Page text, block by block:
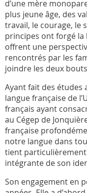
d’une mère
plus jeune âge, des
travail, le courage, le
principes ont forgé la
offrent une
rencontrés par les
joindre les deux
Ayant fait des études
langue française de
français ayant
au Cégep de
française
notre langue dans
tient
intégrante de son
Son engagement en